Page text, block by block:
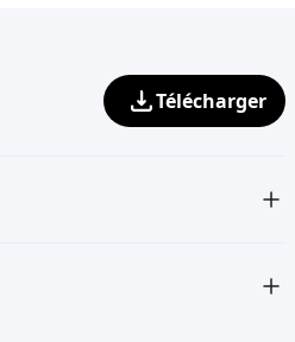
Télécharger